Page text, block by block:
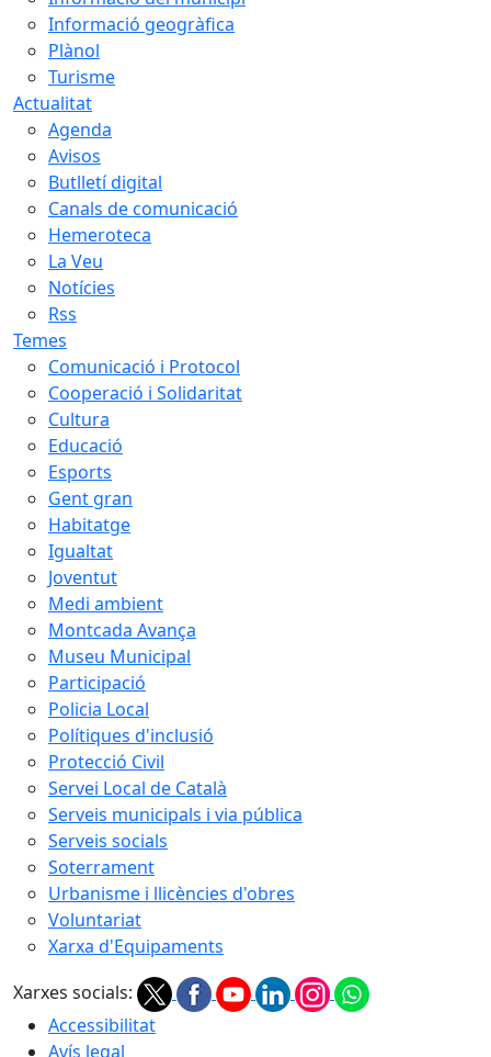
Informació geogràfica
Plànol
Turisme
Actualitat
Agenda
Avisos
Butlletí digital
Canals de comunicació
Hemeroteca
La Veu
Notícies
Rss
Temes
Comunicació i Protocol
Cooperació i Solidaritat
Cultura
Educació
Esports
Gent gran
Habitatge
Igualtat
Joventut
Medi ambient
Montcada Avança
Museu Municipal
Participació
Policia Local
Polítiques d'inclusió
Protecció Civil
Servei Local de Català
Serveis municipals i via pública
Serveis socials
Soterrament
Urbanisme i llicències d'obres
Voluntariat
Xarxa d'Equipaments
Xarxes socials:
Accessibilitat
Avís legal